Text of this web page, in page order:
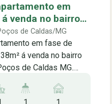
em
venda no bairro
Poços de Caldas
de Caldas/MG
em fase de
á venda no bairro
de Caldas MG.